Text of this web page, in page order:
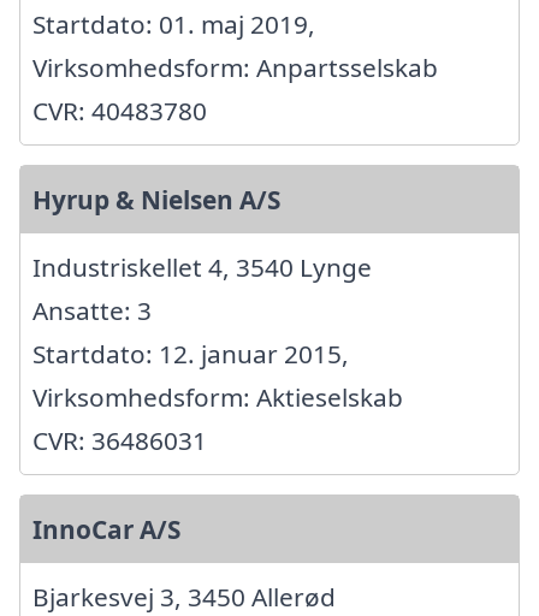
Startdato: 01. maj 2019,
Virksomhedsform: Anpartsselskab
CVR: 40483780
Hyrup & Nielsen A/S
Industriskellet 4, 3540 Lynge
Ansatte: 3
Startdato: 12. januar 2015,
Virksomhedsform: Aktieselskab
CVR: 36486031
InnoCar A/S
Bjarkesvej 3, 3450 Allerød